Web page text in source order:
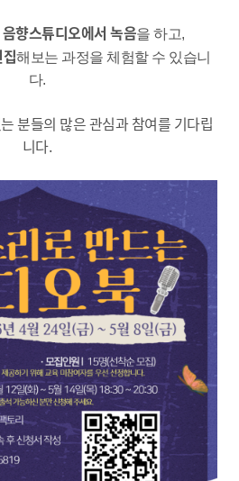
음향스튜디오에서 녹음을 하고,
해보는 과정을 체험할 수 있습니
다.
분들의 많은 관심과 참여를 기다립
니다.